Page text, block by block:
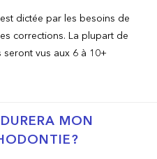
dictée par les besoins de
corrections. La plupart de
vus aux 6 à 10+
MON